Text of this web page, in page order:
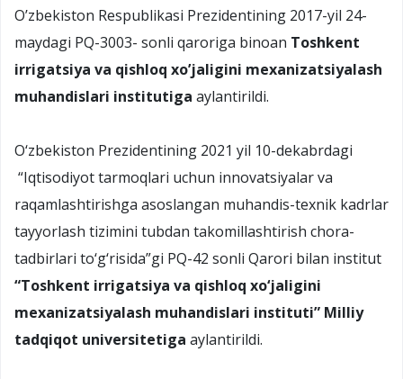
O’zbekiston Respublikasi Prezidentining 2017-yil 24-
maydagi PQ-3003- sonli qaroriga binoan Toshkent
irrigatsiya va qishloq xo’jaligini mexanizatsiyalash
muhandislari institutiga aylantirildi.
O‘zbekiston Prezidentining 2021 yil 10-dekabrdagi
“Iqtisodiyot tarmoqlari uchun innovatsiyalar va
raqamlashtirishga asoslangan muhandis-texnik kadrlar
tayyorlash tizimini tubdan takomillashtirish chora-
tadbirlari to‘g‘risida”gi PQ-42 sonli Qarori bilan institut
“Toshkent irrigatsiya va qishloq xo‘jaligini
mexanizatsiyalash muhandislari instituti” Milliy
tadqiqot universitetiga aylantirildi.